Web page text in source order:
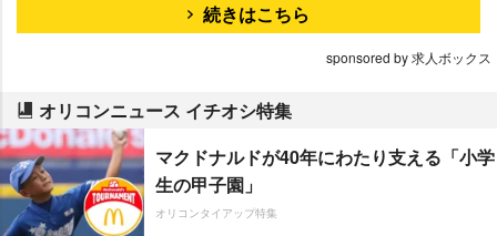
続きはこちら
sponsored by 求人ボックス
オリコンニュース イチオシ特集
マクドナルドが40年にわたり支える「小学
生の甲子園」
オリコンタイアップ特集